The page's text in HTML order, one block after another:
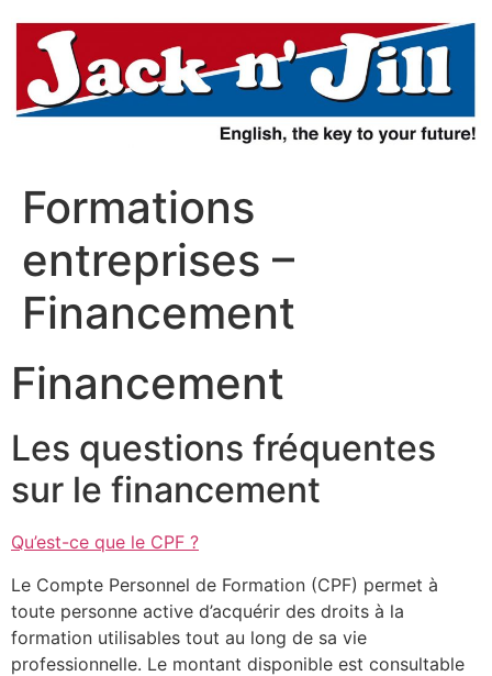
contenu
Formations
entreprises –
Financement
Financement
Les questions fréquentes
sur le financement
Qu’est-ce que le CPF ?
Le Compte Personnel de Formation (CPF) permet à
toute personne active d’acquérir des droits à la
formation utilisables tout au long de sa vie
professionnelle. Le montant disponible est consultable